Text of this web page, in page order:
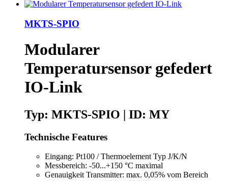
MKTS-SPIO
Modularer
Temperatursensor gefedert
IO-Link
Typ: MKTS-SPIO | ID: MY
Technische Features
Eingang: Pt100 / Thermoelement Typ J/K/N
Messbereich: -50...+150 °C maximal
Genauigkeit Transmitter: max. 0,05% vom Bereich